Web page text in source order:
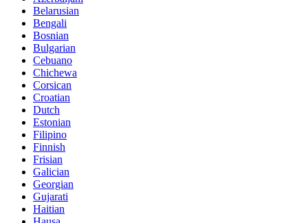
Belarusian
Bengali
Bosnian
Bulgarian
Cebuano
Chichewa
Corsican
Croatian
Dutch
Estonian
Filipino
Finnish
Frisian
Galician
Georgian
Gujarati
Haitian